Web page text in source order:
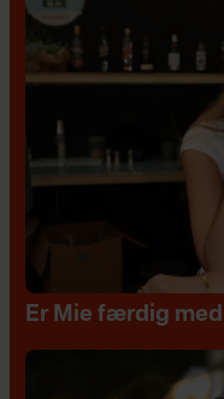
Er Mie færdig